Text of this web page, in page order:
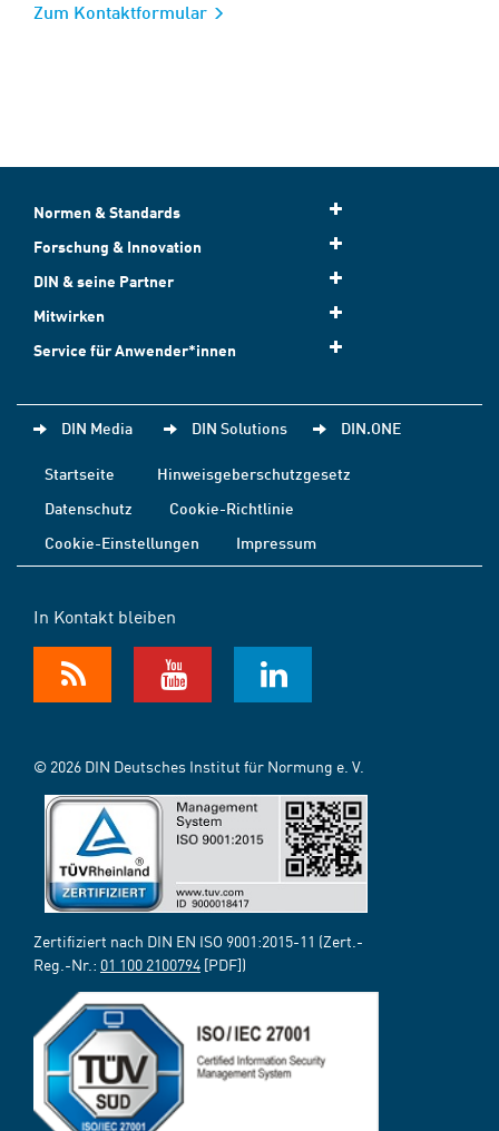
Zum Kontaktformular
Normen & Standards
Forschung & Innovation
DIN & seine Partner
Mitwirken
Service für Anwender*innen
DIN Media DIN Solutions DIN.ONE
Startseite
Hinweisgeberschutzgesetz
Datenschutz
Cookie-Richtlinie
Cookie-Einstellungen
Impressum
In Kontakt bleiben
© 2026 DIN Deutsches Institut für Normung e. V.
Zertifiziert nach DIN EN ISO 9001:2015-11 (Zert.-
Reg.-Nr.: 01 100 2100794 [PDF])